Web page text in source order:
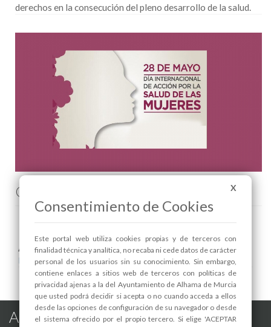
derechos en la consecución del pleno desarrollo de la salud.
Comenta esta noticia en Facebook
Areas relacionadas:
Igualdad
Alhama de Murcia en las Redes
X
Consentimiento de Cookies
Este portal web utiliza cookies propias y de terceros con
finalidad técnica y analítica, no recaba ni cede datos de carácter
personal de los usuarios sin su conocimiento. Sin embargo,
contiene enlaces a sitios web de terceros con políticas de
privacidad ajenas a la del Ayuntamiento de Alhama de Murcia
que usted podrá decidir si acepta o no cuando acceda a ellos
desde las opciones de configuración de su navegador o desde
el sistema ofrecido por el propio tercero. Si elige 'ACEPTAR